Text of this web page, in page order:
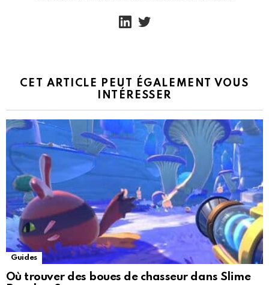
CET ARTICLE PEUT ÉGALEMENT VOUS
INTÉRESSER
Guides
Où trouver des boues de chasseur dans Slime